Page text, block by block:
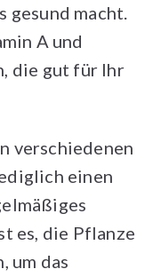
gesund macht.
A und
die gut für Ihr
verschiedenen
einen
es, die Pflanze
um das